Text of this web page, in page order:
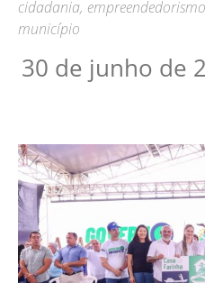
cidadania,
município
30 de junho de